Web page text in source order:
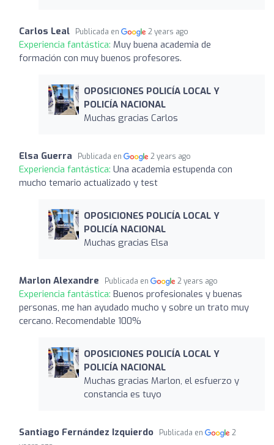
Carlos Leal Publicada en 2 years ago
Experiencia fantástica: Muy buena academia de
formación con muy buenos profesores.
OPOSICIONES POLICÍA LOCAL Y
POLICÍA NACIONAL
Muchas gracias Carlos
Elsa Guerra Publicada en 2 years ago
Experiencia fantástica: Una academia estupenda con
mucho temario actualizado y test
OPOSICIONES POLICÍA LOCAL Y
POLICÍA NACIONAL
Muchas gracias Elsa
Marlon Alexandre Publicada en 2 years ago
Experiencia fantástica: Buenos profesionales y buenas
personas, me han ayudado mucho y sobre un trato muy
cercano. Recomendable 100%
OPOSICIONES POLICÍA LOCAL Y
POLICÍA NACIONAL
Muchas gracias Marlon, el esfuerzo y
constancia es tuyo
Santiago Fernández Izquierdo Publicada en
2